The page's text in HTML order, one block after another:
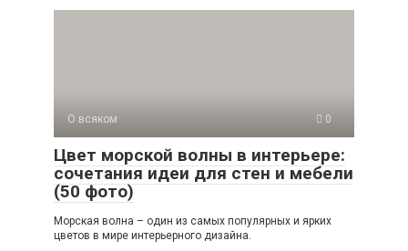
О всяком 0
Цвет морской волны в интерьере:
сочетания идеи для стен и мебели
(50 фото)
Морская волна – один из самых популярных и ярких
цветов в мире интерьерного дизайна.